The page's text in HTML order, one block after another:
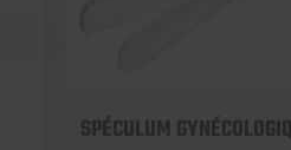
SPÉCULUM